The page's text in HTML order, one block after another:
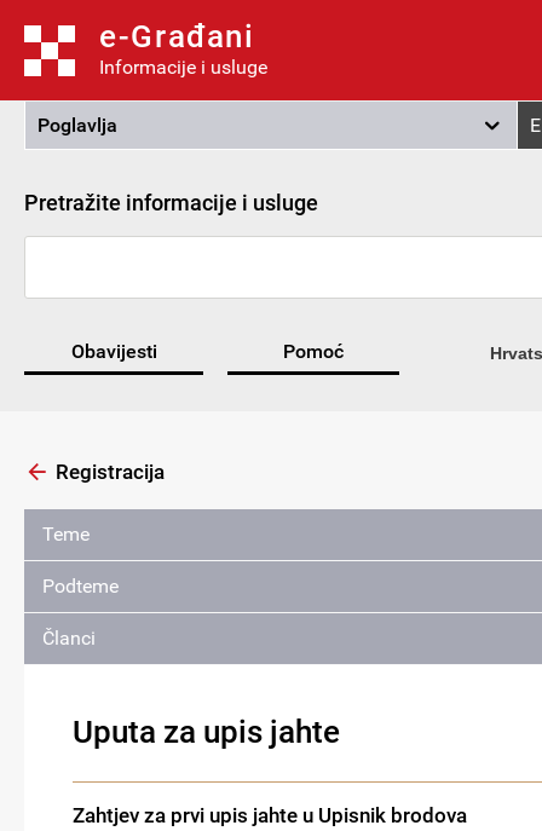
e-Građani
Informacije i usluge
Poglavlja
Pretražite informacije i usluge
Obavijesti Pomoć
Registracija
Teme
Podteme
Članci
Uputa za upis jahte
Zahtjev za prvi upis jahte u Upisnik brodova